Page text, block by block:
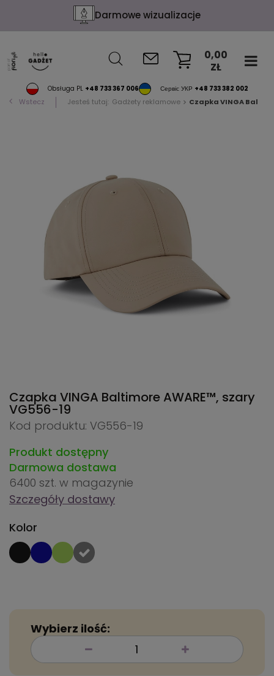
Konfekcja na życzenie
Obsługa PL +48 733 367 006 Сервіс УКР +48 733 382 002
0,00
ZŁ
Wstecz Jesteś tutaj: Gadżety reklamowe Czapka VINGA
Czapka VINGA Baltimore AWARE™, szary
VG556-19
Kod produktu: VG556-19
Produkt dostępny
Darmowa dostawa
6400 szt. w magazynie
Szczegóły dostawy
Kolor
Wybierz ilość: